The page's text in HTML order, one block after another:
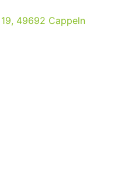
49692 Cappeln